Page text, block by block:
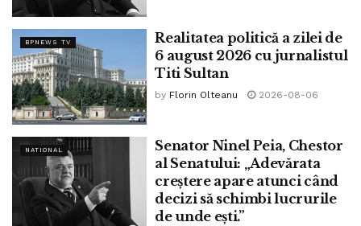
Legea 379/2003 a decis ca Ziua Eroilor să se celebreze
de Ziua Înălțării Domnului.
Aduc un omagiu eroilor prahoveni și ai României jertifiți
pentru NEAM și ȚARA LOR pe toate fronturile
Hristos S-a Înălțat!”
Tags: ninel peia
BPNEWS TV
Realitatea politică a zilei de
6 august 2026 cu jurnalistul
Titi Sultan
by Florin Olteanu 2026-08-06
NATIONAL
Senator Ninel Peia, Chestor
al Senatului: „Adevărata
creștere apare atunci când
decizi să schimbi lucrurile
de unde ești.”